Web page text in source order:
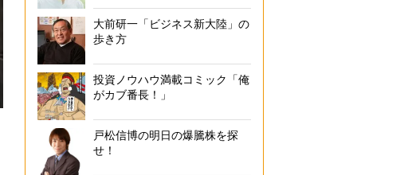
大前研一「ビジネス新大陸」の
歩き方
投資ノウハウ満載コミック「俺
がカブ番長！」
戸松信博の明日の爆騰株を探
せ！